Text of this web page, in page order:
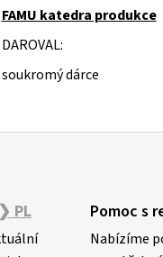
FAMU katedra produkce
DAROVAL:
soukromý dárce
❯ PL Pomoc s
Nabízíme